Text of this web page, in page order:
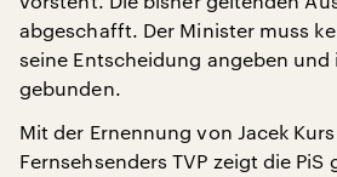
abgeschafft. Der Minister muss
seine Entscheidung angeben und
gebunden.
Mit der Ernennung von Jacek
Fernsehsenders TVP zeigt die PiS